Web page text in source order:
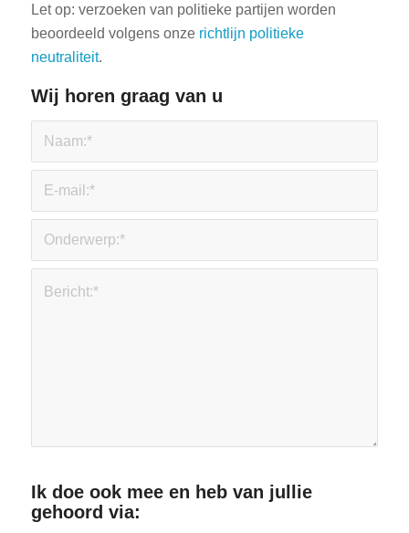
Let op: verzoeken van politieke partijen worden
beoordeeld volgens onze richtlijn politieke
neutraliteit.
Wij horen graag van u
Ik doe ook mee en heb van jullie
gehoord via: